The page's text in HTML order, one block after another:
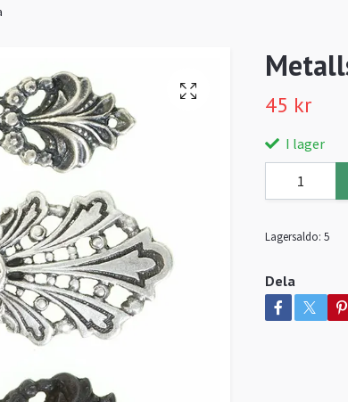
45 kr
I lager
Lagersaldo: 5
Dela